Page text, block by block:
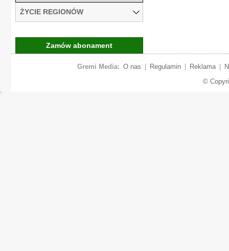
ŻYCIE REGIONÓW
Zamów abonament
Gremi Media: O nas Regulamin Reklama
©